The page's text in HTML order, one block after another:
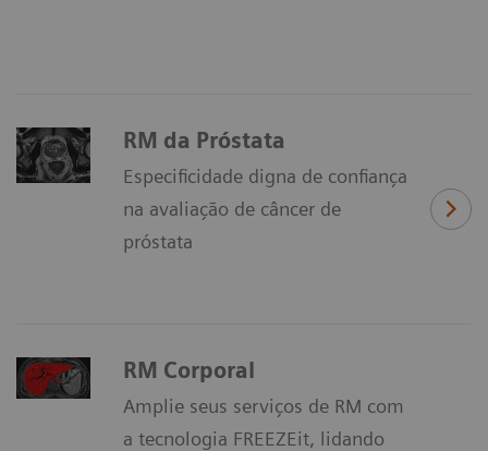
RM da Próstata
Especificidade digna de confiança
na avaliação de câncer de
próstata
RM Corporal
Amplie seus serviços de RM com
a tecnologia FREEZEit, lidando